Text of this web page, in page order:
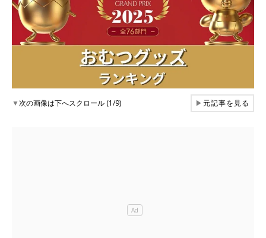
▼次の画像は下へスクロール (1/9) ▶元記事を見る